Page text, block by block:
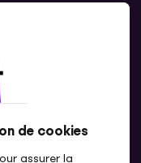
de cookies
assurer la